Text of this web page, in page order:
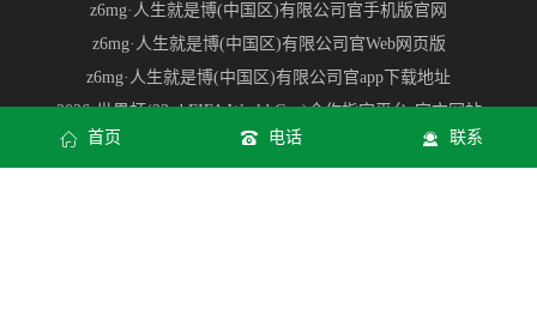
z6mg·人生就是博(中国区)有限公司官手机版官网
z6mg·人生就是博(中国区)有限公司官Web网页版
z6mg·人生就是博(中国区)有限公司官app下载地址
2026·世界杯(23rd FIFA World Cup)合作指定平台-官方网站
2026世界杯官网订票入口 | 官方指定购票渠道 - 2026世界杯门票预订
首页 电话 联系